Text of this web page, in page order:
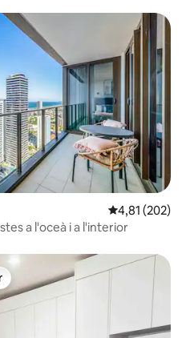
4,81 de
4,81 (202)
a l'oceà i a l'interior
viatgers